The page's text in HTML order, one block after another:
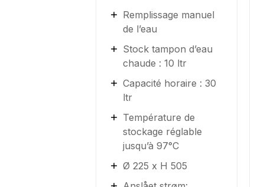
Remplissage manuel
de l’eau
Stock tampon d’eau
chaude : 10 ltr
Capacité horaire : 30
ltr
Température de
stockage réglable
jusqu’à 97°C
Ø 225 x H 505